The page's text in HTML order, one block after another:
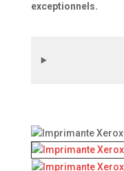
exceptionnels.